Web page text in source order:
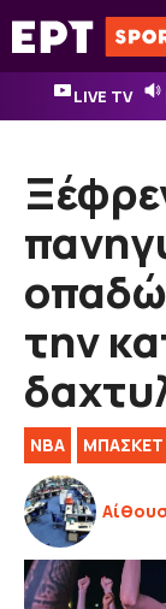
Μετάβαση
σε
περιεχόμενο
LIVE TV
την
NBA ΜΠΑΣΚΕΤ